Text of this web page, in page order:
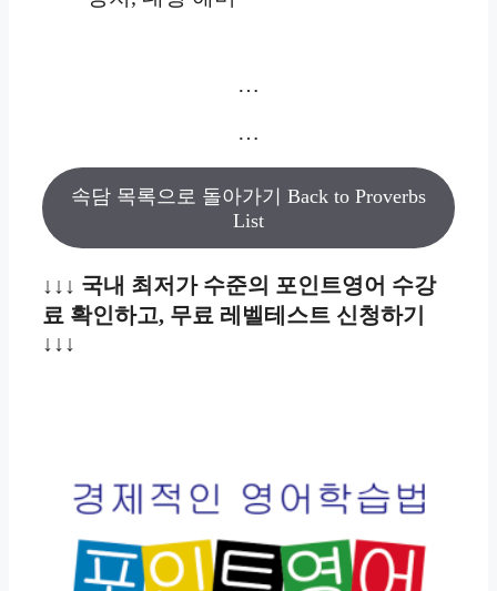
…
…
속담 목록으로 돌아가기 Back to Proverbs
List
↓↓↓ 국내 최저가 수준의 포인트영어 수강
료 확인하고, 무료 레벨테스트 신청하기
↓↓↓